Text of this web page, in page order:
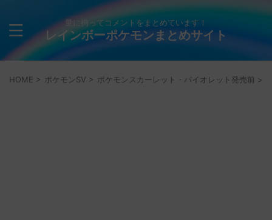
量に拘ってコメントをまとめています！
レインボーポケモンまとめサイト
HOME > ポケモンSV > ポケモンスカーレット・バイオレット発売前 >